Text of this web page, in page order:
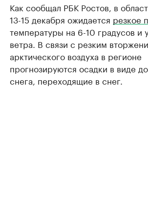
Как сообщал РБК Ростов, в
13-15 декабря ожидается резкое
температуры на 6-10 градусов и
ветра. В связи с резким
арктического воздуха в регионе
прогнозируются осадки в виде
снега, переходящие в снег.